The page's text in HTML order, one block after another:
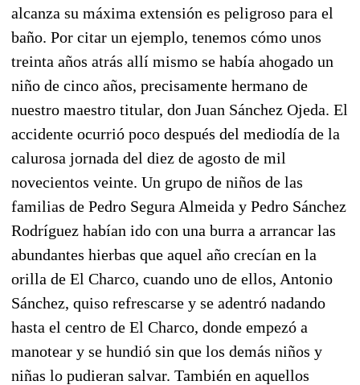
alcanza su máxima extensión es peligroso para el
baño. Por citar un ejemplo, tenemos cómo unos
treinta años atrás allí mismo se había ahogado un
niño de cinco años, precisamente hermano de
nuestro maestro titular, don Juan Sánchez Ojeda. El
accidente ocurrió poco después del mediodía de la
calurosa jornada del diez de agosto de mil
novecientos veinte. Un grupo de niños de las
familias de Pedro Segura Almeida y Pedro Sánchez
Rodríguez habían ido con una burra a arrancar las
abundantes hierbas que aquel año crecían en la
orilla de El Charco, cuando uno de ellos, Antonio
Sánchez, quiso refrescarse y se adentró nadando
hasta el centro de El Charco, donde empezó a
manotear y se hundió sin que los demás niños y
niñas lo pudieran salvar. También en aquellos